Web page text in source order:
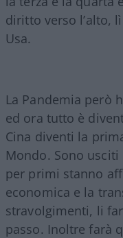
diritto verso l’alto,
Usa.
La Pandemia però
ed ora tutto è
Cina diventi la
Mondo. Sono
per primi stanno
economica e la
stravolgimenti, li
passo. Inoltre farà